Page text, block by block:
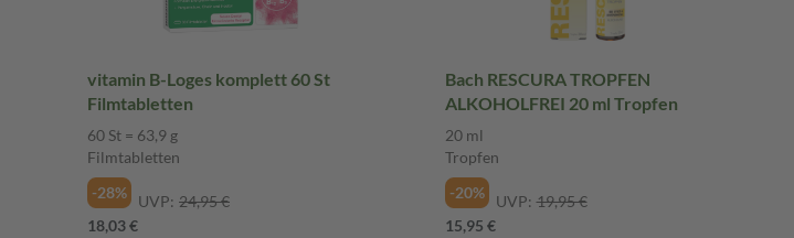
vitamin B-Loges komplett 60 St
Filmtabletten
60 St = 63,9 g
Filmtabletten
-28%
UVP: 24,95 €
18,03 €
Bach RESCURA TROPFEN
ALKOHOLFREI 20 ml Tropfen
20 ml
Tropfen
-20%
UVP: 19,95 €
15,95 €